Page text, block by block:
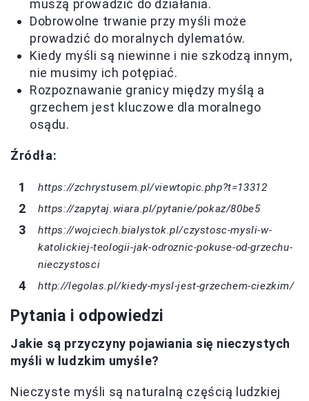
muszą prowadzić do działania.
Dobrowolne trwanie przy myśli może
prowadzić do moralnych dylematów.
Kiedy myśli są niewinne i nie szkodzą innym,
nie musimy ich potępiać.
Rozpoznawanie granicy między myślą a
grzechem jest kluczowe dla moralnego
osądu.
Źródła:
https://zchrystusem.pl/viewtopic.php?t=13312
https://zapytaj.wiara.pl/pytanie/pokaz/80be5
https://wojciech.bialystok.pl/czystosc-mysli-w-
katolickiej-teologii-jak-odroznic-pokuse-od-grzechu-
nieczystosci
http://legolas.pl/kiedy-mysl-jest-grzechem-ciezkim/
Pytania i odpowiedzi
Jakie są przyczyny pojawiania się nieczystych
myśli w ludzkim umyśle?
Nieczyste myśli są naturalną częścią ludzkiej